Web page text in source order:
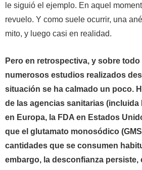
le siguió el ejemplo. En aquel
revuelo. Y como suele ocurrir, una
mito, y luego casi en realidad.
Pero en retrospectiva, y sobre
numerosos estudios realizados
situación se ha calmado un poco.
de las agencias sanitarias (incluida
en Europa, la FDA en Estados
que el glutamato monosódico
cantidades que se consumen
embargo, la desconfianza persiste,